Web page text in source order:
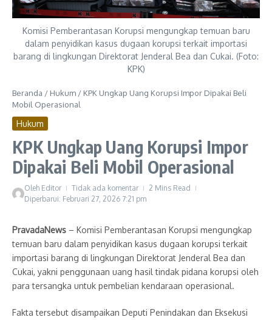
Komisi Pemberantasan Korupsi mengungkap temuan baru
dalam penyidikan kasus dugaan korupsi terkait importasi
barang di lingkungan Direktorat Jenderal Bea dan Cukai. (Foto:
KPK)
Beranda / Hukum / KPK Ungkap Uang Korupsi Impor Dipakai Beli
Mobil Operasional
Hukum
KPK Ungkap Uang Korupsi Impor
Dipakai Beli Mobil Operasional
Oleh Editor Tidak ada komentar
2 Mins Read
Diperbarui: Februari 27, 2026 7:21 pm
PravadaNews – Komisi Pemberantasan Korupsi mengungkap
temuan baru dalam penyidikan kasus dugaan korupsi terkait
importasi barang di lingkungan Direktorat Jenderal Bea dan
Cukai, yakni penggunaan uang hasil tindak pidana korupsi oleh
para tersangka untuk pembelian kendaraan operasional.
Fakta tersebut disampaikan Deputi Penindakan dan Eksekusi